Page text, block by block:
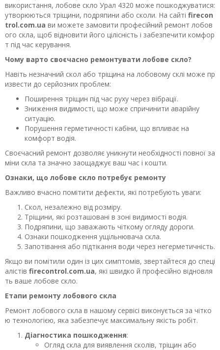
використання, лобове скло Урал 4320 може пошкоджуватися:
утворюються тріщини, подряпини або сколи. На сайті firecon
trol.com.ua ви можете замовити професійний ремонт лобов
ого скла, щоб відновити його цілісність і забезпечити комфор
т під час керування.
Чому варто своєчасно ремонтувати лобове скло?
Навіть незначний скол або тріщина на лобовому склі може пр
извести до серйозних проблем:
Поширення тріщин під час руху через вібрації.
Зниження видимості, що може спричинити аварійну
ситуацію.
Порушення герметичності кабіни, що впливає на
комфорт водія.
Своєчасний ремонт дозволяє уникнути необхідності повної за
міни скла та значно заощаджує ваш час і кошти.
Ознаки, що лобове скло потребує ремонту
Важливо вчасно помітити дефекти, які потребують уваги:
Скол, незалежно від розміру.
Тріщини, які розташовані в зоні видимості водія.
Подряпини, що заважають чіткому огляду дороги.
Ознаки пошкодження ущільнювача скла.
Запотівання або підтікання води через негерметичність.
Якщо ви помітили один із цих симптомів, звертайтеся до спеці
алістів firecontrol.com.ua, які швидко й професійно відновля
ть ваше лобове скло.
Етапи ремонту лобового скла
Ремонт лобового скла в нашому сервісі виконується за чітко
ю технологією, яка забезпечує максимальну якість робіт.
Діагностика пошкодження:
Огляд скла для виявлення сколів, тріщин або